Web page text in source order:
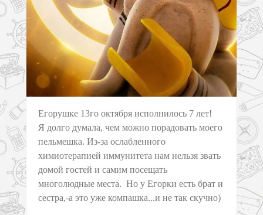
Егорушке 13го октября исполнилось 7 лет!
Я долго думала, чем можно порадовать моего
пельмешка. Из-за ослабленного
химиотерапией иммунитета нам нельзя звать
домой гостей и самим посещать
многолюдные места. Но у Егорки есть брат и
сестра,-а это уже компашка...и не так скучно)